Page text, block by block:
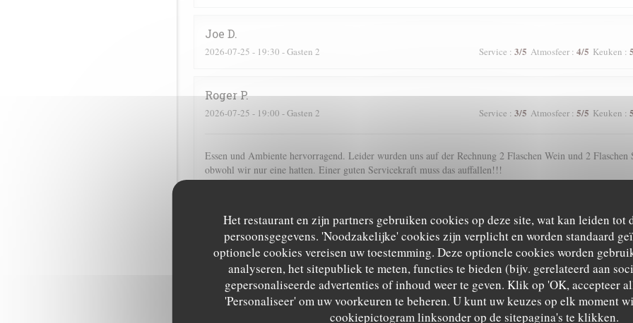
Het restaurant en zijn partners gebruiken cookies op deze site, wat kan leiden tot
persoonsgegevens. 'Noodzakelijke' cookies zijn verplicht en worden standaard
optionele cookies vereisen uw toestemming. Deze optionele cookies worden
analyseren, het sitepubliek te meten, functies te bieden (bijv. gerelateerd aan
gepersonaliseerde advertenties of inhoud weer te geven. Klik op 'OK, accepteer
'Personaliseer' om uw voorkeuren te beheren. U kunt uw keuzes op elk moment
cookiepictogram linksonder op de sitepagina's te klikken.
Joe D
2026-07-25 - 19:30 - Gasten 2 Service : 3/5 Atmosfeer: 4/5 Keuken : 5
RogerP
2026-07-25 - 19:00 - Gasten 2 Service : 3/5 Atmosfeer: 5/5 Keuken : 5
Essen und Ambiente hervorragend. Leider wurden uns auf der Rechnung 2 Flaschen Wein und 2 Flaschen
obwohl wir nur eine hatten. Einer guten Servicekraft muss das auffallen!!!
Lorraine T
2026-07-25 - 13:00 - Gasten 2 Service: 5/5 Atmosfeer:5/5 Keuken :
Corinne M
2026-07-25- 20:30 - Gasten 2 Service :5/5 Atmosfeer:4/5 Keuken :